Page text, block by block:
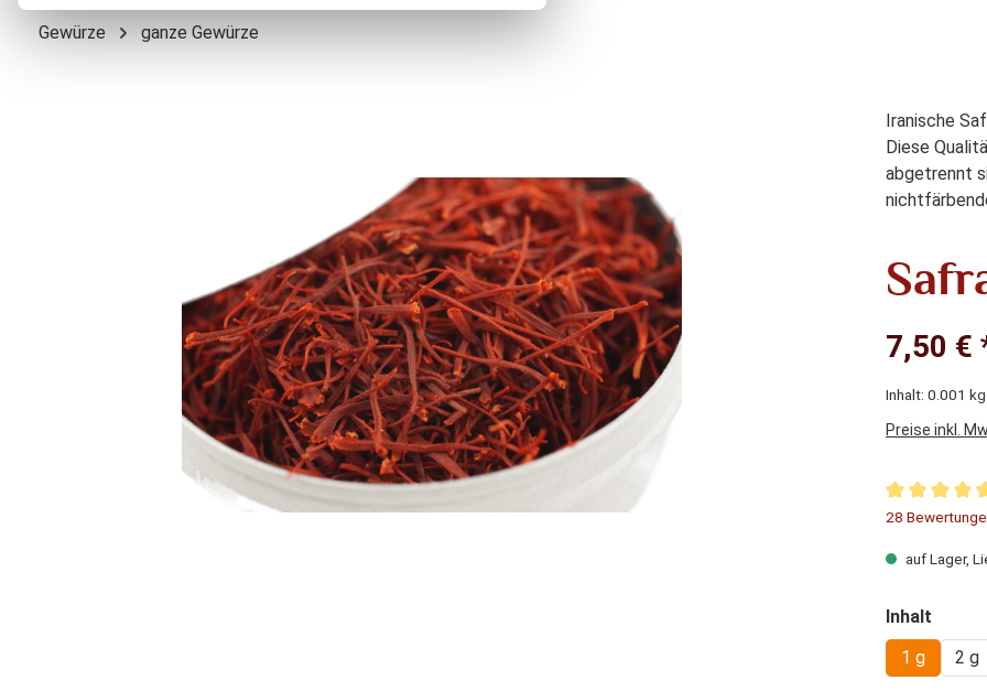
Gewürze ganze Gewürze
Iranische
Diese
abgetrennt
7,50 €
Inhalt: 0.001
Preise inkl.
28
auf Lager,
Inhalt
1 g
2 g